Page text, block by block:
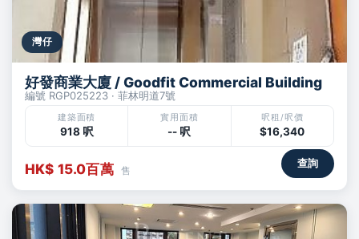
灣仔
好發商業大廈 / Goodfit Commercial Building
編號 RGP025223 · 菲林明道7號
建築面積
918 呎
實用面積
-- 呎
呎租/呎價
$16,340
HK$ 15.0百萬 售
查詢